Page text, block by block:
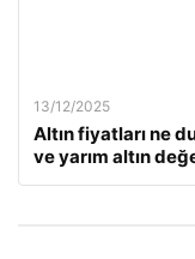
13/12/2025
Altın fiyatları ne
ve yarım altın